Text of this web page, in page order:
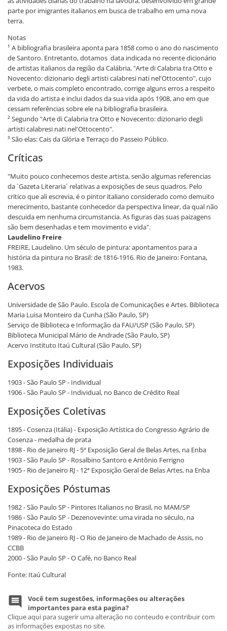
parte por imigrantes italianos em busca de trabalho em uma nova
terra.
Notas
¹ A bibliografia brasileira aponta para 1858 como o ano do nascimento
de Santoro. Entretanto, dotamos data indicada no recente dicionário
de artistas italianos da região da Calábria, "Arte di Calabria tra Otto e
Novecento: dizionario degli artisti calabresi nati nel'Ottocento", cujo
verbete, o mais completo encontrado, corrige alguns erros a respeito
da vida do artista e inclui dados da sua vida após 1908, ano em que
cessam referências sobre ele na bibliografia brasileira.
² Segundo "Arte di Calabria tra Otto e Novecento: dizionario degli
artisti calabresi nati nel'Ottocento".
³ São elas: Cais da Glória e Terraço do Passeio Público.
Críticas
"Muito pouco conhecemos deste artista, senão algumas referencias
da ´Gazeta Literaria´ relativas a exposições de seus quadros. Pelo
critico que ali escrevia, é o pintor italiano considerado como demuito
merecimento, bastante conhecedor da perspectiva linear, da qual não
descuida em nenhuma circumstancia. As figuras das suas paizagens
são bem desenhadas e tem movimento e vida".
Laudelino Freire
FREIRE, Laudelino. Um século de pintura: apontamentos para a
história da pintura no Brasil: de 1816-1916. Rio de Janeiro: Fontana,
1983.
Acervos
Universidade de São Paulo. Escola de Comunicações e Artes. Biblioteca
Maria Luisa Monteiro da Cunha (São Paulo, SP)
Serviço de Biblioteca e Informação da FAU/USP (São Paulo, SP)
Biblioteca Municipal Mário de Andrade (São Paulo, SP)
Acervo Instituto Itaú Cultural (São Paulo, SP)
Exposições Individuais
1903 - São Paulo SP - Individual
1906 - São Paulo SP - Individual, no Banco de Crédito Real
Exposições Coletivas
1895 - Cosenza (Itália) - Exposição Artística do Congresso Agrário de
Cosenza - medalha de prata
1898 - Rio de Janeiro RJ - 5ª Exposição Geral de Belas Artes, na Enba
1903 - São Paulo SP - Rosalbino Santoro e Antônio Ferrigno
1905 - Rio de Janeiro RJ - 12ª Exposição Geral de Belas Artes, na Enba
Exposições Póstumas
1982 - São Paulo SP - Pintores Italianos no Brasil, no MAM/SP
1986 - São Paulo SP - Dezenovevinte: uma virada no século, na
Pinacoteca do Estado
1989 - Rio de Janeiro RJ - O Rio de Janeiro de Machado de Assis, no
CCBB
2000 - São Paulo SP - O Café, no Banco Real
Fonte: Itaú Cultural
Você tem sugestões, informações ou alterações
importantes para esta pagina?
Clique aqui para sugerir uma alteração no conteudo e contribuir com
as informações expostas no site.